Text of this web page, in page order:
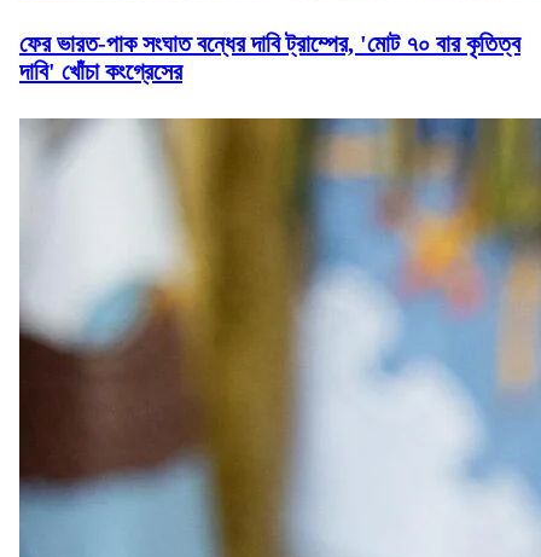
ফের ভারত-পাক সংঘাত বন্ধের দাবি ট্রাম্পের, 'মোট ৭০ বার কৃতিত্ব
দাবি' খোঁচা কংগ্রেসের